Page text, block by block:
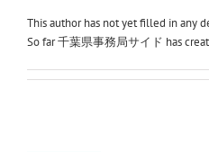
This author has not yet filled in any
So far 千葉県事務局サイド has